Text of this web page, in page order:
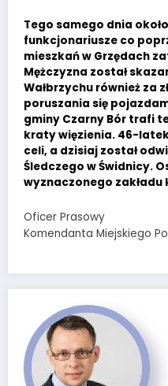
Tego samego dnia
funkcjonariusze co
mieszkań w Grzędach
Mężczyzna został
Wałbrzychu również za
poruszania się
gminy Czarny Bór trafi
kraty więzienia. 46-
celi, a dzisiaj został
Śledczego w Świdnicy.
wyznaczonego zakładu
Oficer Prasowy
Komendanta Miejskiego